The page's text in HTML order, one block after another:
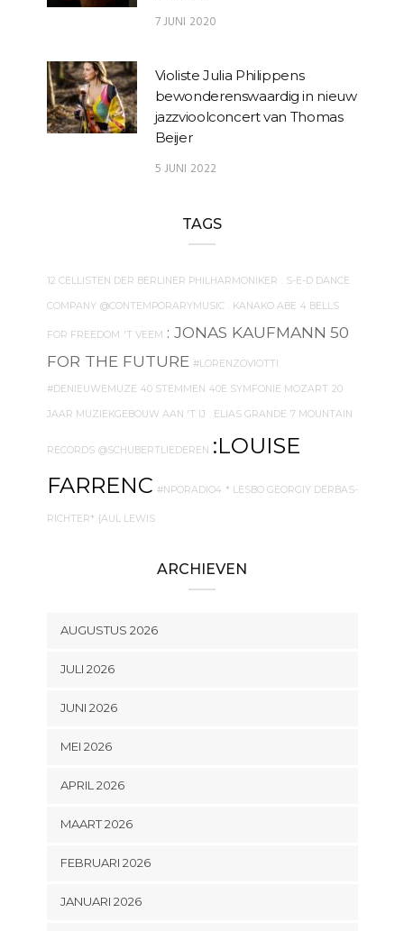
7 JUNI 2020
Violiste Julia Philippens
bewonderenswaardig in nieuw
jazzvioolconcert van Thomas
Beijer
5 JUNI 2022
TAGS
12 CELLISTEN DER BERLINER PHILHARMONIKER . S-E-D DANCE
COMPANY @CONTEMPORARYMUSIC . KANAKO ABE 4 BELLS
FOR FREEDOM 'T VEEM : JONAS KAUFMANN 50
FOR THE FUTURE #LORENZOVIOTTI
#DENIEUWEMUZE 40 STEMMEN 40E SYMFONIE MOZART 20
JAAR MUZIEKGEBOUW AAN 'T IJ . ELIAS GRANDE 7 MOUNTAIN
RECORDS @SCHUBERTLIEDEREN :LOUISE
FARRENC #NPORADIO4 * LESBO GEORGIY DERBAS-
RICHTER* {AUL LEWIS
ARCHIEVEN
AUGUSTUS 2026
JULI 2026
JUNI 2026
MEI 2026
APRIL 2026
MAART 2026
FEBRUARI 2026
JANUARI 2026